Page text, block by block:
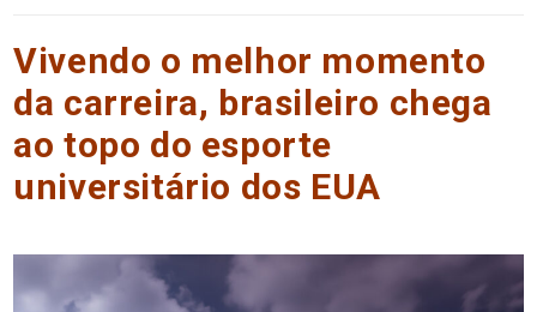
Vivendo o melhor momento
da carreira, brasileiro chega
ao topo do esporte
universitário dos EUA